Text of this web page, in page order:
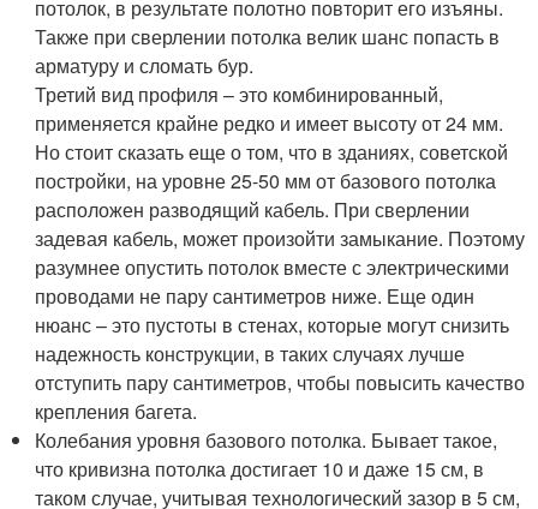
потолок, в результате полотно повторит его изъяны.
Также при сверлении потолка велик шанс попасть в
арматуру и сломать бур.
Третий вид профиля – это комбинированный,
применяется крайне редко и имеет высоту от 24 мм.
Но стоит сказать еще о том, что в зданиях, советской
постройки, на уровне 25-50 мм от базового потолка
расположен разводящий кабель. При сверлении
задевая кабель, может произойти замыкание. Поэтому
разумнее опустить потолок вместе с электрическими
проводами не пару сантиметров ниже. Еще один
нюанс – это пустоты в стенах, которые могут снизить
надежность конструкции, в таких случаях лучше
отступить пару сантиметров, чтобы повысить качество
крепления багета.
Колебания уровня базового потолка. Бывает такое,
что кривизна потолка достигает 10 и даже 15 см, в
таком случае, учитывая технологический зазор в 5 см,